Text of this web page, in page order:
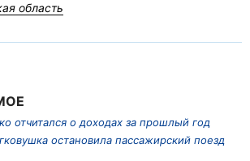
область
отчитался о доходах за прошлый год
остановила пассажирский поезд